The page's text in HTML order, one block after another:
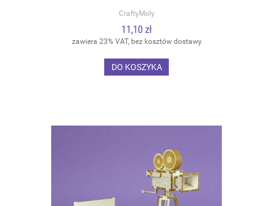
CraftyMoly
11,10 zł
zawiera 23% VAT, bez kosztów dostawy
DO KOSZYKA